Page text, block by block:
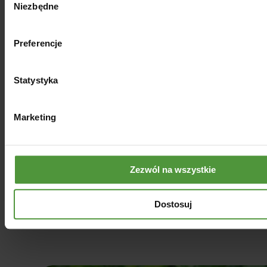
zgody
Niezbędne
Preferencje
Statystyka
Marketing
Zezwól na wszystkie
Dostosuj
Olej słonecznikowy
18.00zł
100ml 250ml 500ml
Dodaj do koszyka